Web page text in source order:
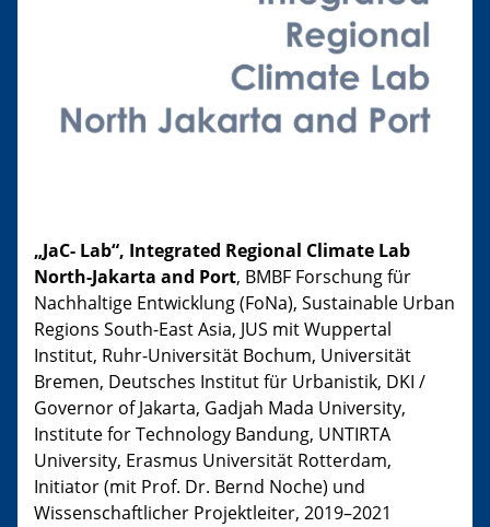
„JaC- Lab“, Integrated Regional Climate Lab
North-Jakarta and Port, BMBF Forschung für
Nachhaltige Entwicklung (FoNa), Sustainable Urban
Regions South-East Asia, JUS mit Wuppertal
Institut, Ruhr-Universität Bochum, Universität
Bremen, Deutsches Institut für Urbanistik, DKI /
Governor of Jakarta, Gadjah Mada University,
Institute for Technology Bandung, UNTIRTA
University, Erasmus Universität Rotterdam,
Initiator (mit Prof. Dr. Bernd Noche) und
Wissenschaftlicher Projektleiter, 2019–2021